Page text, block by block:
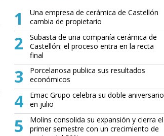
1
Una empresa de cerámica de Castellón
cambia de propietario
2
Subasta de una compañía cerámica de
Castellón: el proceso entra en la recta
final
3
Porcelanosa publica sus resultados
económicos
4
Emac Grupo celebra su doble aniversario
en julio
5
Molins consolida su expansión y cierra el
primer semestre con un crecimiento de